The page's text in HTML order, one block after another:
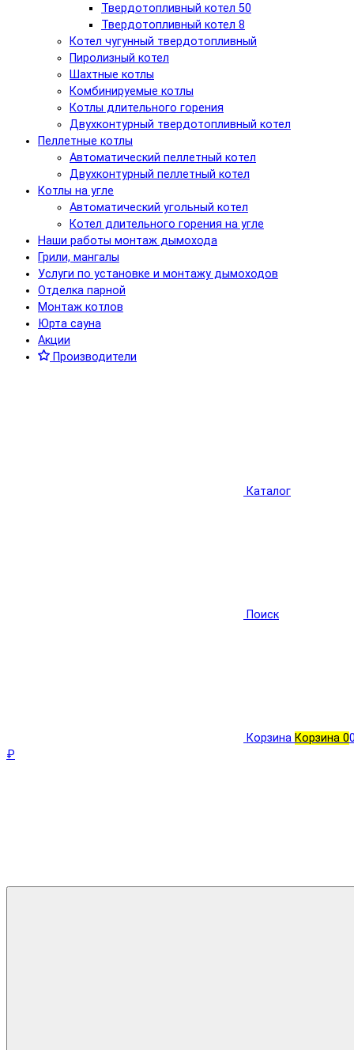
Твердотопливный котел 50
Твердотопливный котел 8
Котел чугунный твердотопливный
Пиролизный котел
Шахтные котлы
Комбинируемые котлы
Котлы длительного горения
Двухконтурный твердотопливный котел
Пеллетные котлы
Автоматический пеллетный котел
Двухконтурный пеллетный котел
Котлы на угле
Автоматический угольный котел
Котел длительного горения на угле
Наши работы монтаж дымохода
Грили, мангалы
Услуги по установке и монтажу дымоходов
Отделка парной
Монтаж котлов
Юрта сауна
Акции
Производители
Каталог
Поиск
Корзина Корзина 0
₽